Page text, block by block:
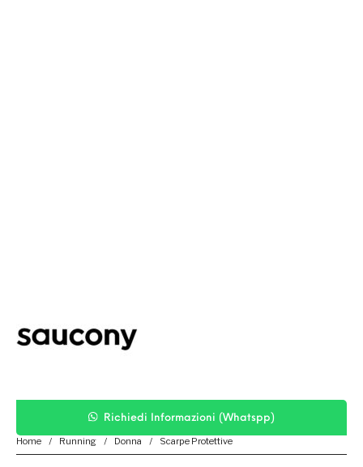
Home / Running / Donna / Scarpe Protettive
Richiedi Informazioni (Whatspp)